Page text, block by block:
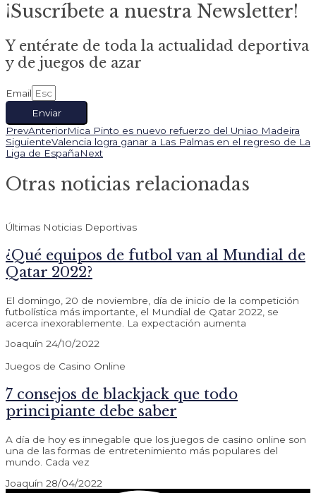
¡Suscríbete a nuestra Newsletter!
Y entérate de toda la actualidad deportiva
y de juegos de azar
Email
Enviar
PrevAnteriorMica Pinto es nuevo refuerzo del Uniao Madeira
SiguienteValencia logra ganar a Las Palmas en el regreso de La
Liga de EspañaNext
Otras noticias relacionadas
Últimas Noticias Deportivas
¿Qué equipos de futbol van al Mundial de
Qatar 2022?
El domingo, 20 de noviembre, día de inicio de la competición
futbolística más importante, el Mundial de Qatar 2022, se
acerca inexorablemente. La expectación aumenta
Joaquín 24/10/2022
Juegos de Casino Online
7 consejos de blackjack que todo
principiante debe saber
A día de hoy es innegable que los juegos de casino online son
una de las formas de entretenimiento más populares del
mundo. Cada vez
Joaquín 28/04/2022